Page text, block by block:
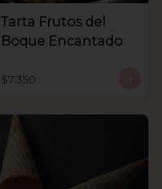
Tarta Frutos del
Boque Encantado
$7.350